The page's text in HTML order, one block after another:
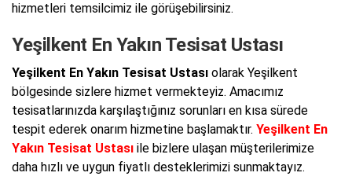
hizmetleri temsilcimiz ile görüşebilirsiniz.
Yeşilkent En Yakın Tesisat Ustası
Yeşilkent En Yakın Tesisat Ustası olarak Yeşilkent
bölgesinde sizlere hizmet vermekteyiz. Amacımız
tesisatlarınızda karşılaştığınız sorunları en kısa sürede
tespit ederek onarım hizmetine başlamaktır. Yeşilkent En
Yakın Tesisat Ustası ile bizlere ulaşan müşterilerimize
daha hızlı ve uygun fiyatlı desteklerimizi sunmaktayız.